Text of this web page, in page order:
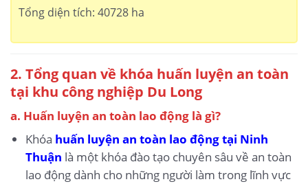
Tổng diện tích: 40728 ha
2. Tổng quan về khóa huấn luyện an toàn
tại khu công nghiệp Du Long
a. Huấn luyện an toàn lao động là gì?
Khóa huấn luyện an toàn lao động tại Ninh
Thuận là một khóa đào tạo chuyên sâu về an toàn
lao động dành cho những người làm trong lĩnh vực